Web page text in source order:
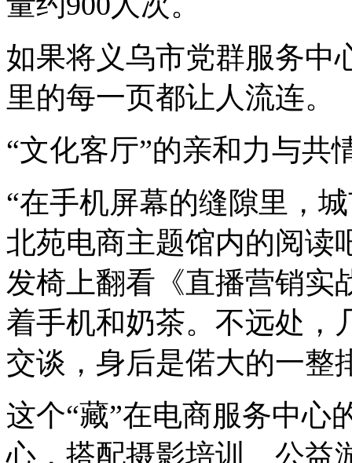
如果将义乌市党群服务中
里的每一页都让人流连。
“文化客厅”的亲和力与共
“在手机屏幕的缝隙里，
北苑电商主题馆内的阅读
发椅上翻看《直播营销实
着手机和奶茶。不远处，
交谈，身后是偌大的一整
这个“藏”在电商服务中心
心，搭配摄影培训、公益